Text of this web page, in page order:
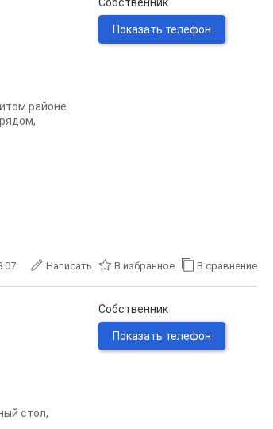
районе
Показать телефон
Написать В избранное В сравнение
стол,
Собственник
Показать телефон